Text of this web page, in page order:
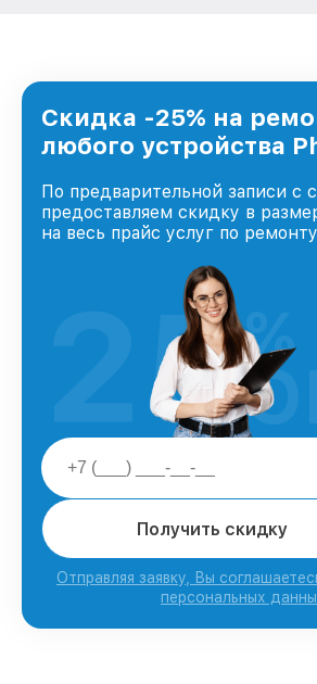
Скидка -25% на
любого устройства
По предварительной записи с
предоставляем скидку в
на весь прайс услуг по ремонту
Получить скидку
Отправляя заявку, Вы
персональных
25%